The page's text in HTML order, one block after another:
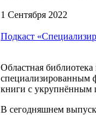
1 Сентября 2022
Подкаст
Областная
специализированным
книги с укрупнённым
В сегодняшнем